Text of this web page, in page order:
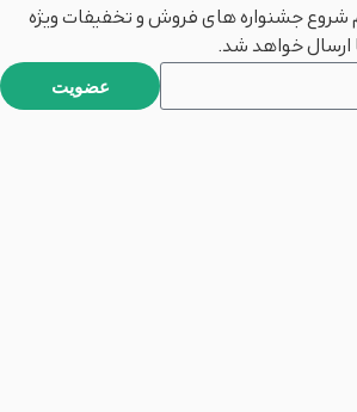
شروع جشنواره های فروش و تخفیفات ویژه
ارسال خواهد شد.
عضویت